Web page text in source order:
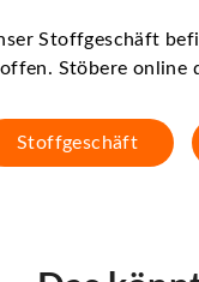
Stoffgeschäft
Stöbere online
Stoffgeschäft